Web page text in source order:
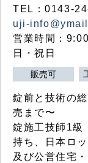
TEL：0143-
uji-
営業時間：
日・祝日
販売可
錠前と技術の
売まで〜
錠施工技師1級
持ち、日本ロ
及び公営住宅